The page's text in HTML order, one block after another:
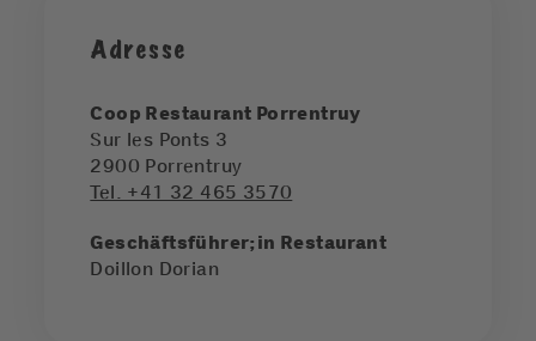
Adresse
Coop Restaurant Porrentruy
Sur les Ponts 3
2900 Porrentruy
Tel. +41 32 465 3570
Geschäftsführer;in Restaurant
Doillon Dorian